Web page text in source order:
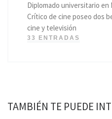
Diplomado universitario en
Crítico de cine poseo dos
cine y televisión
33 ENTRADAS
TAMBIÉN TE PUEDE